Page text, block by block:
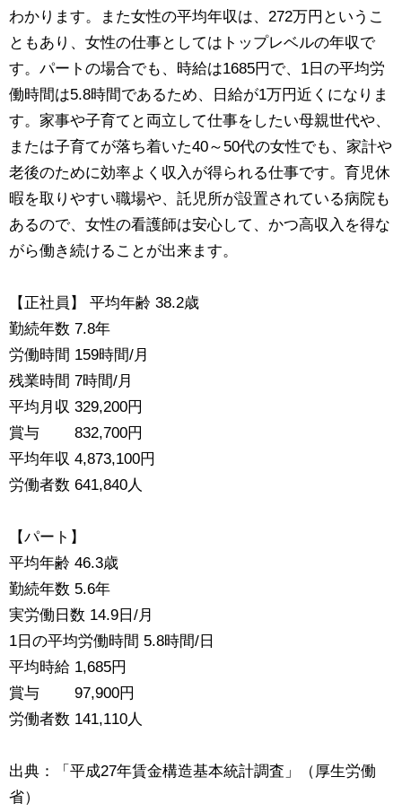
わかります。また女性の平均年収は、272万円というこ
ともあり、女性の仕事としてはトップレベルの年収で
す。パートの場合でも、時給は1685円で、1日の平均労
働時間は5.8時間であるため、日給が1万円近くになりま
す。家事や子育てと両立して仕事をしたい母親世代や、
または子育てが落ち着いた40～50代の女性でも、家計や
老後のために効率よく収入が得られる仕事です。育児休
暇を取りやすい職場や、託児所が設置されている病院も
あるので、女性の看護師は安心して、かつ高収入を得な
がら働き続けることが出来ます。
【正社員】 平均年齢 38.2歳
勤続年数 7.8年
労働時間 159時間/月
残業時間 7時間/月
平均月収 329,200円
賞与 832,700円
平均年収 4,873,100円
労働者数 641,840人
【パート】
平均年齢 46.3歳
勤続年数 5.6年
実労働日数 14.9日/月
1日の平均労働時間 5.8時間/日
平均時給 1,685円
賞与 97,900円
労働者数 141,110人
出典：「平成27年賃金構造基本統計調査」（厚生労働
省）